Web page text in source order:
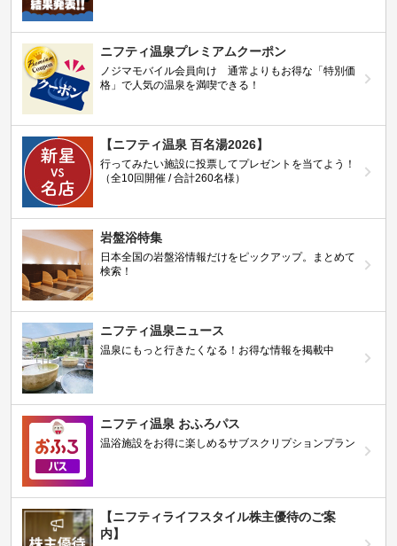
ニフティ温泉プレミアムクーポン
ノジマモバイル会員向け 通常よりもお得な「特別価
格」で人気の温泉を満喫できる！
【ニフティ温泉 百名湯2026】
行ってみたい施設に投票してプレゼントを当てよう！
（全10回開催 / 合計260名様）
岩盤浴特集
日本全国の岩盤浴情報だけをピックアップ。まとめて
検索！
ニフティ温泉ニュース
温泉にもっと行きたくなる！お得な情報を掲載中
ニフティ温泉 おふろパス
温浴施設をお得に楽しめるサブスクリプションプラン
【ニフティライフスタイル株主優待のご案
内】